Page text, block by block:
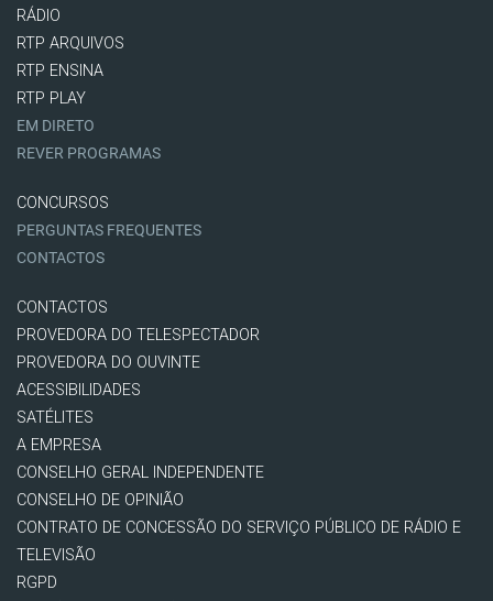
RÁDIO
RTP ARQUIVOS
RTP ENSINA
RTP PLAY
EM DIRETO
REVER PROGRAMAS
CONCURSOS
PERGUNTAS FREQUENTES
CONTACTOS
CONTACTOS
PROVEDORA DO TELESPECTADOR
PROVEDORA DO OUVINTE
ACESSIBILIDADES
SATÉLITES
A EMPRESA
CONSELHO GERAL INDEPENDENTE
CONSELHO DE OPINIÃO
CONTRATO DE CONCESSÃO DO SERVIÇO PÚBLICO DE RÁDIO E
TELEVISÃO
RGPD